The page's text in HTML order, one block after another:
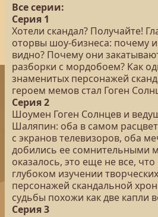
Все серии:
Серия 1
Хотели скандал? Получайте!
оторвы шоу-бизнеса: почему
видно? Почему они
разборки с мордобоем? Как
знаменитых персонажей
героем мемов стал Гоген
Серия 2
Шоумен Гоген Солнцев и
Шаляпин: оба в самом
с экранов телевизоров, оба
добились ее сомнительными
оказалось, это еще не все,
глубоком изучении
персонажей скандальной
судьбы похожи как две капли
Серия 3